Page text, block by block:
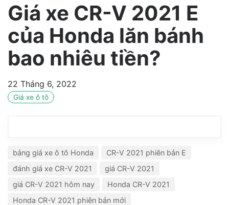
Giá xe CR-V 2021 E
của Honda lăn bánh
bao nhiêu tiền?
22 Tháng 6, 2022
Giá xe ô tô
bảng giá xe ô tô Honda
CR-V 2021 phiên bản E
đánh giá xe CR-V 2021
giá CR-V 2021
giá CR-V 2021 hôm nay
Honda CR-V 2021
Honda CR-V 2021 phiên bản mới